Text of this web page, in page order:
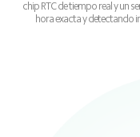
chip RTC de tiempo real y un
hora exacta y detectando